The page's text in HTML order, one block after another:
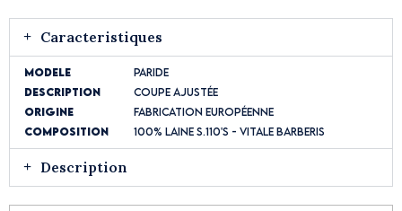
Caracteristiques
Modele
Paride
Description
Coupe Ajustée
Origine
Fabrication Européenne
Composition
100% Laine S.110's - Vitale Barberis
Description